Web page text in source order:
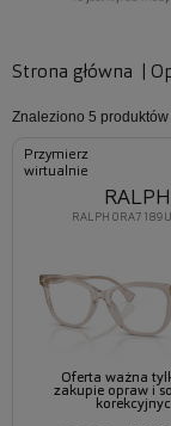
Strona główna
Znaleziono 5 produktów
Przymierz
wirtualnie
RALPH
RALPH
Oferta ważna
zakupie opraw i